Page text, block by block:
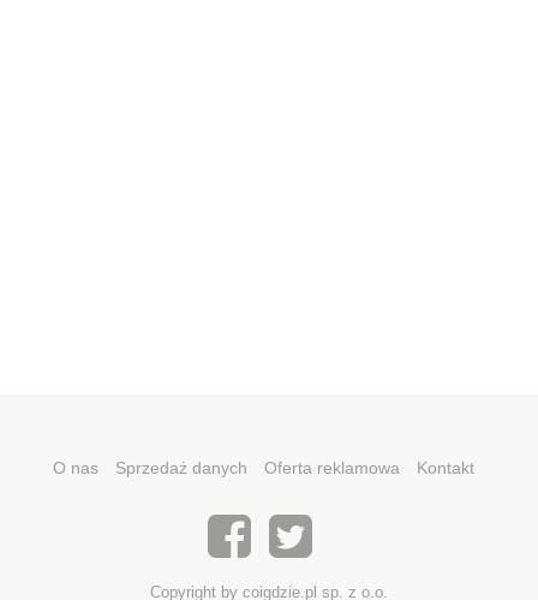
O nas Sprzedaż danych Oferta reklamowa Kontakt
Copyright by coigdzie.pl sp. z o.o.